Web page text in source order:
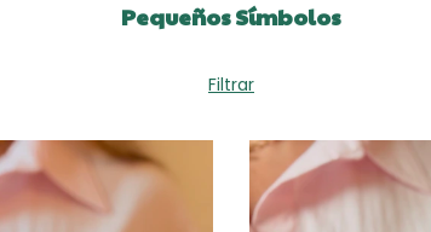
Pequeños Símbolos
Filtrar